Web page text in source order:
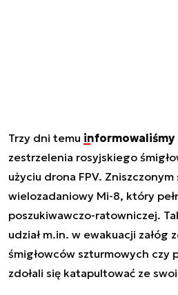
Trzy dni temu informowaliśmy
zestrzelenia rosyjskiego
użyciu drona FPV. Zniszczonym
wielozadaniowy Mi-8, który
poszukiwawczo-ratowniczej.
udział m.in. w ewakuacji załóg
śmigłowców szturmowych czy
zdołali się katapultować ze